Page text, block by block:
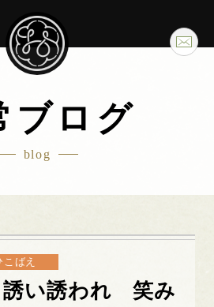
ブログ
blog
こばえ
い誘われ 笑み